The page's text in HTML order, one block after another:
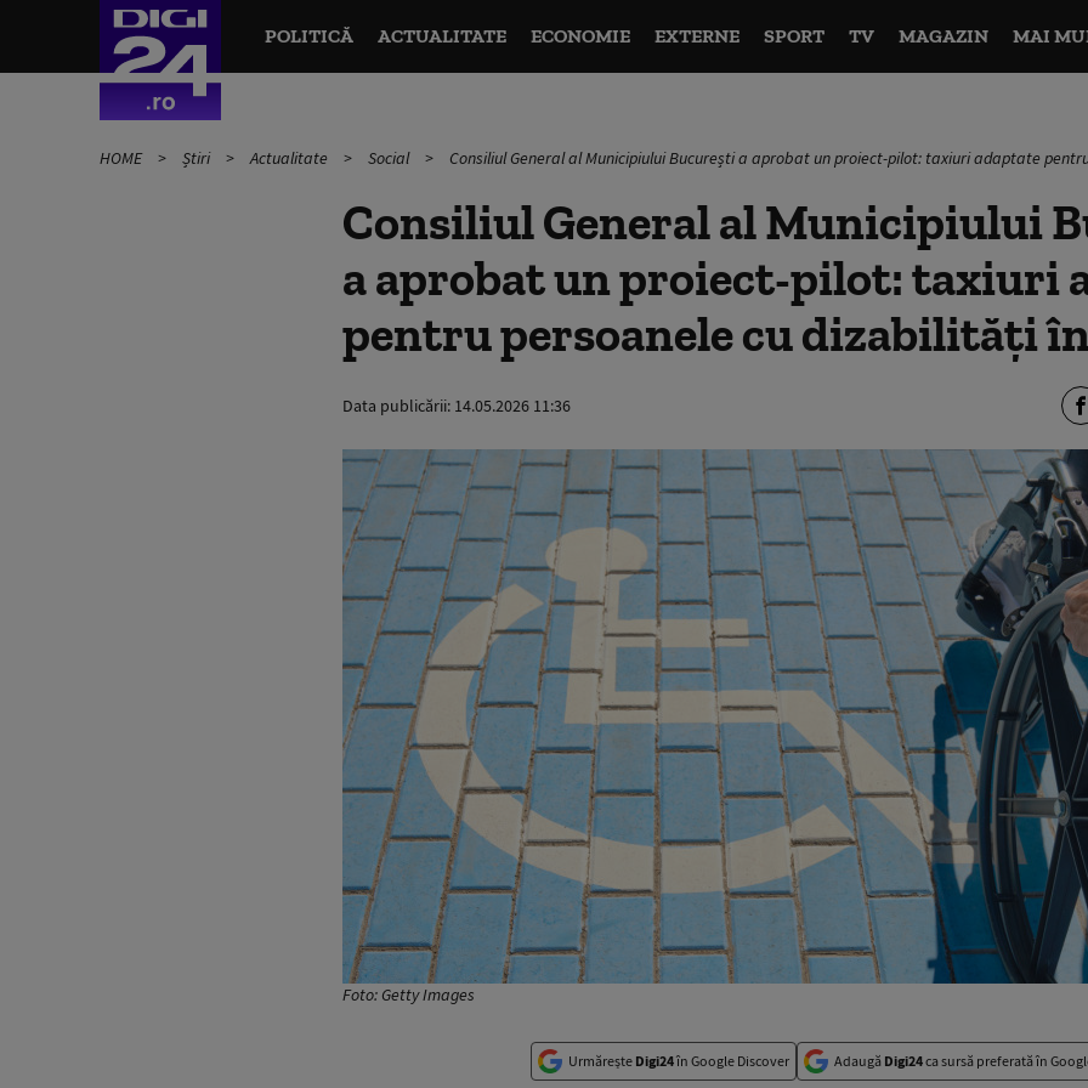
POLITICĂ ACTUALITATE ECONOMIE EXTERNE SPORT TV MAGAZIN MAI
HOME Știri Actualitate Social Consiliul General al Municipiului București a aprobat un proiect-pilot: taxiuri adaptate
Consiliul General al Municipiului
a aprobat un proiect-pilot: taxiuri
pentru persoanele cu dizabilități
Data publicării: 14.05.2026 11:36
Foto: Getty Images
Urmărește Digi24în Google Discover Adaugă Digi24ca sursă preferată în